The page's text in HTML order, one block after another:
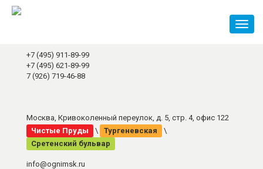
+7 (495) 911-89-99
+7 (495) 621-89-99
7 (926) 719-46-88
Москва, Кривоколенный переулок, д. 5, стр. 4, офис 122
Чистые Пруды
\ Тургеневская
\
Сретенский бульвар
info@ognimsk.ru